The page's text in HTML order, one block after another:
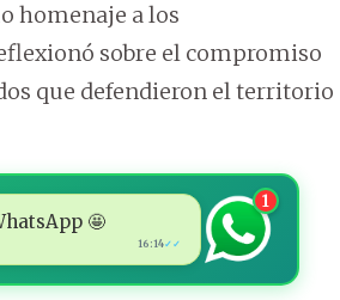
homenaje a los
sobre el compromiso
que defendieron el territorio
🤩
16:14✓✓
1